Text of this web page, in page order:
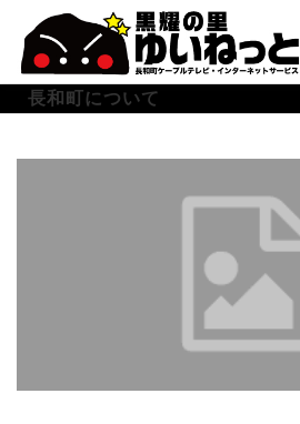
ユーザーサポート
長和町について